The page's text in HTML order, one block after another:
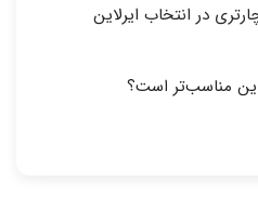
در انتخاب ایرلاین
مناسب‌تر است؟